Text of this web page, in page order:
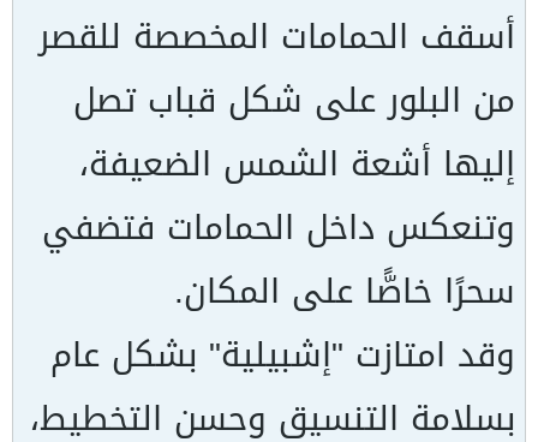
أسقف الحمامات المخصصة للقصر
من البلور على شكل قباب تصل
إليها أشعة الشمس الضعيفة،
وتنعكس داخل الحمامات فتضفي
سحرًا خاصًّا على المكان.
وقد امتازت "إشبيلية" بشكل عام
بسلامة التنسيق وحسن التخطيط،